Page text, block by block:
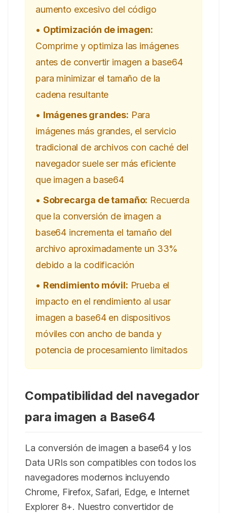
aumento excesivo del código
• Optimización de imagen:
Comprime y optimiza las imágenes
antes de convertir imagen a base64
para minimizar el tamaño de la
cadena resultante
• Imágenes grandes: Para
imágenes más grandes, el servicio
tradicional de archivos con caché del
navegador suele ser más eficiente
que imagen a base64
• Sobrecarga de tamaño: Recuerda
que la conversión de imagen a
base64 incrementa el tamaño del
archivo aproximadamente un 33%
debido a la codificación
• Rendimiento móvil: Prueba el
impacto en el rendimiento al usar
imagen a base64 en dispositivos
móviles con ancho de banda y
potencia de procesamiento limitados
Compatibilidad del navegador
para imagen a Base64
La conversión de imagen a base64 y los
Data URIs son compatibles con todos los
navegadores modernos incluyendo
Chrome, Firefox, Safari, Edge, e Internet
Explorer 8+. Nuestro convertidor de